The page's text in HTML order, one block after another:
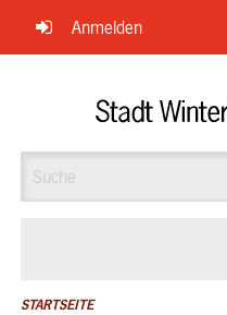
Navigation
überspringen
Anmelden
ÜBER UNS
STARTSEITE